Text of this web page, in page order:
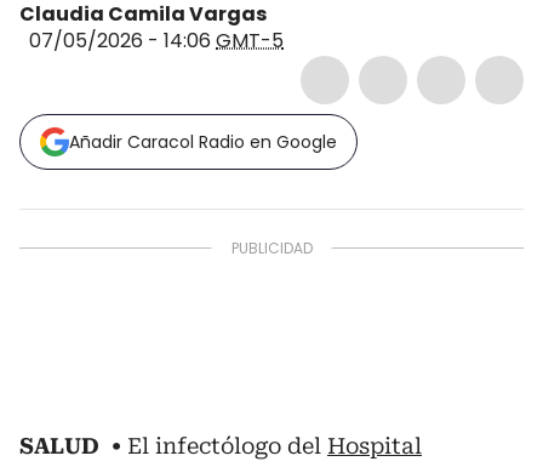
Claudia Camila Vargas
07/05/2026 - 14:06 GMT-5
Añadir Caracol Radio en Google
SALUD El infectólogo del Hospital